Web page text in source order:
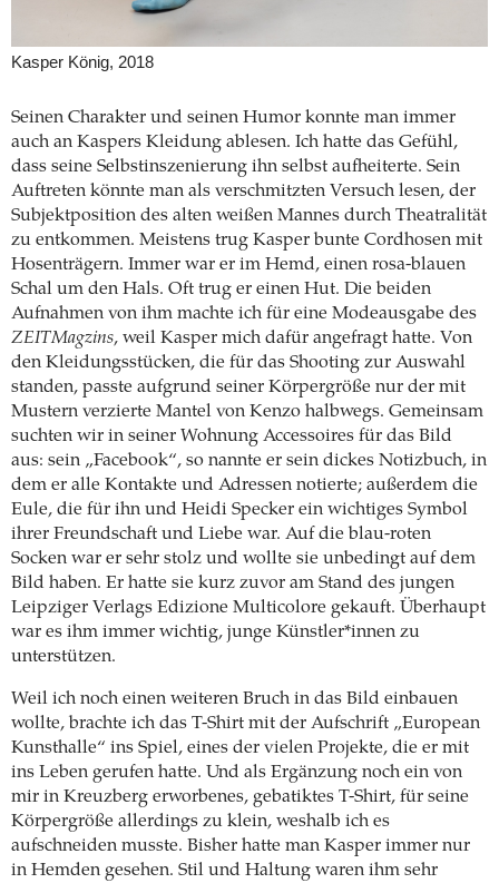
Kasper König, 2018
Seinen Charakter und seinen Humor konnte man immer
auch an Kaspers Kleidung ablesen. Ich hatte das Gefühl,
dass seine Selbstinszenierung ihn selbst aufheiterte. Sein
Auftreten könnte man als verschmitzten Versuch lesen, der
Subjektposition des alten weißen Mannes durch Theatralität
zu entkommen. Meistens trug Kasper bunte Cordhosen mit
Hosenträgern. Immer war er im Hemd, einen rosa-blauen
Schal um den Hals. Oft trug er einen Hut. Die beiden
Aufnahmen von ihm machte ich für eine Modeausgabe des
ZEITMagzins, weil Kasper mich dafür angefragt hatte. Von
den Kleidungsstücken, die für das Shooting zur Auswahl
standen, passte aufgrund seiner Körpergröße nur der mit
Mustern verzierte Mantel von Kenzo halbwegs. Gemeinsam
suchten wir in seiner Wohnung Accessoires für das Bild
aus: sein „Facebook“, so nannte er sein dickes Notizbuch, in
dem er alle Kontakte und Adressen notierte; außerdem die
Eule, die für ihn und Heidi Specker ein wichtiges Symbol
ihrer Freundschaft und Liebe war. Auf die blau-roten
Socken war er sehr stolz und wollte sie unbedingt auf dem
Bild haben. Er hatte sie kurz zuvor am Stand des jungen
Leipziger Verlags Edizione Multicolore gekauft. Überhaupt
war es ihm immer wichtig, junge Künstler*innen zu
unterstützen.
Weil ich noch einen weiteren Bruch in das Bild einbauen
wollte, brachte ich das T-Shirt mit der Aufschrift „European
Kunsthalle“ ins Spiel, eines der vielen Projekte, die er mit
ins Leben gerufen hatte. Und als Ergänzung noch ein von
mir in Kreuzberg erworbenes, gebatiktes T-Shirt, für seine
Körpergröße allerdings zu klein, weshalb ich es
aufschneiden musste. Bisher hatte man Kasper immer nur
in Hemden gesehen. Stil und Haltung waren ihm sehr